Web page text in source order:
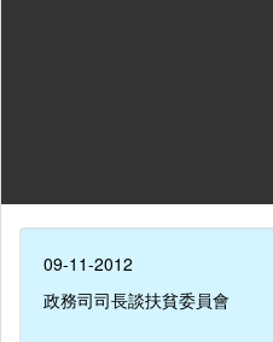
09-11-2012
政務司司長談扶貧委員會